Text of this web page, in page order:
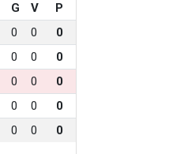
G V
P
0 0
0
0 0
0
0 0
0
0 0
0
0 0 0